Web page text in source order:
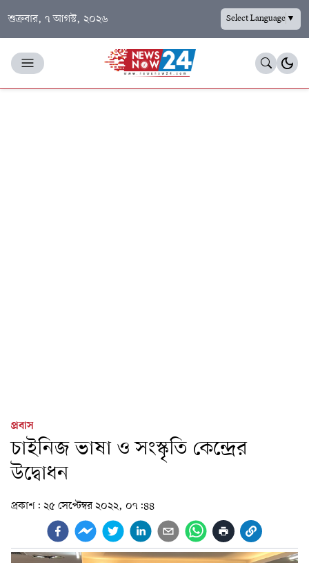
শুক্রবার, ৭ আগস্ট, ২০২৬ Select Language▼
প্রবাস
চাইনিজ ভাষা ও সংস্কৃতি কেন্দ্রের
উদ্বোধন
প্রকাশ: ২৫ সেপ্টেম্বর ২০২২, ০৭:৪৪